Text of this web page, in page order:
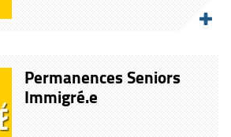
Permanences Seniors
Immigré.e